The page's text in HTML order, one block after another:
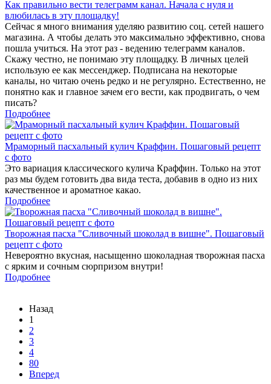
Как правильно вести телеграмм канал. Начала с нуля и
влюбилась в эту площадку!
Сейчас я много внимания уделяю развитию соц. сетей нашего
магазина. А чтобы делать это максимально эффективно, снова
пошла учиться. На этот раз - ведению телеграмм каналов.
Скажу честно, не понимаю эту площадку. В личных целей
использую ее как мессенджер. Подписана на некоторые
каналы, но читаю очень редко и не регулярно. Естественно, не
понятно как и главное зачем его вести, как продвигать, о чем
писать?
Подробнее
Мраморный пасхальный кулич Краффин. Пошаговый рецепт
с фото
Это вариация классического кулича Краффин. Только на этот
раз мы будем готовить два вида теста, добавив в одно из них
качественное и ароматное какао.
Подробнее
Творожная пасха "Сливочный шоколад в вишне". Пошаговый
рецепт с фото
Невероятно вкусная, насыщенно шоколадная творожная пасха
с ярким и сочным сюрпризом внутри!
Подробнее
Назад
1
2
3
4
80
Вперед